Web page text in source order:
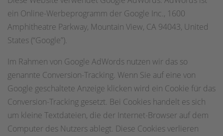
ein Online-Werbeprogramm der Google Inc., 1600
Amphitheatre Parkway, Mountain View, CA 94043, United
States (“Google”).
Im Rahmen von Google AdWords nutzen wir das so
genannte Conversion-Tracking. Wenn Sie auf eine von
Google geschaltete Anzeige klicken wird ein Cookie für das
Conversion-Tracking gesetzt. Bei Cookies handelt es sich
um kleine Textdateien, die der Internet-Browser auf dem
Computer des Nutzers ablegt. Diese Cookies verlieren